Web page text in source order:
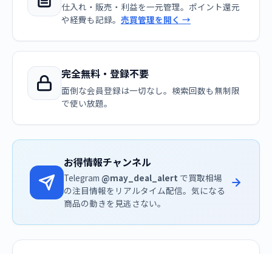
仕入れ・販売・利益を一元管理。ポイント還元
や経費も記録。 売買管理を開く →
完全無料・登録不要
面倒な会員登録は一切なし。検索回数も無制限
で使い放題。
お得情報チャンネル
Telegram @may_deal_alert で買取相場
の注目情報をリアルタイム配信。気になる
商品の動きを見逃さない。